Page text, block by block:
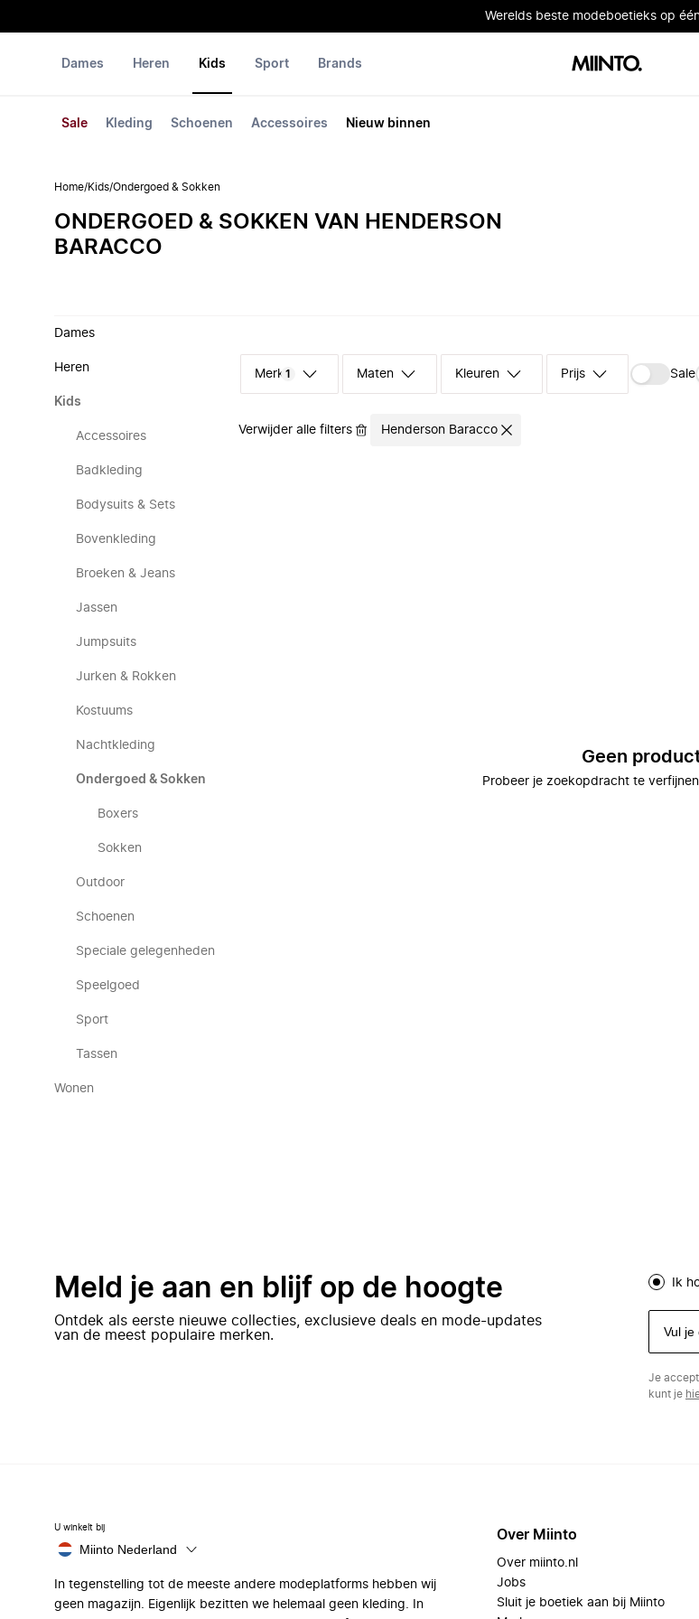
Werelds beste modeboetieks op
Dames Heren Kids
Sale Kleding Schoenen Accessoires Nieuw binnen
Sport Brands
Home/Kids/Ondergoed & Sokken
ONDERGOED & SOKKEN VAN HENDERSON
BARACCO
Dames
Heren
Kids
Accessoires
Badkleding
Bodysuits & Sets
Bovenkleding
Broeken & Jeans
Jassen
Jumpsuits
Jurken & Rokken
Kostuums
Nachtkleding
Ondergoed & Sokken
Boxers
Sokken
Outdoor
Schoenen
Speciale gelegenheden
Speelgoed
Sport
Tassen
Wonen
Merk 1 Maten Kleuren Prijs Sale
Verwijder alle filters Henderson Baracco
Geen
Probeer je zoekopdracht te
Meld je aan en blijf op de hoogte
Ontdek als eerste nieuwe collecties, exclusieve deals en mode-updates
van de meest populaire merken.
Ik
Je
kunt je
U winkelt bij
Miinto Nederland
In tegenstelling tot de meeste andere modeplatforms hebben wij
geen magazijn. Eigenlijk bezitten we helemaal geen kleding. In
Over Miinto
Over miinto.nl
Jobs
Sluit je boetiek aan bij Miinto